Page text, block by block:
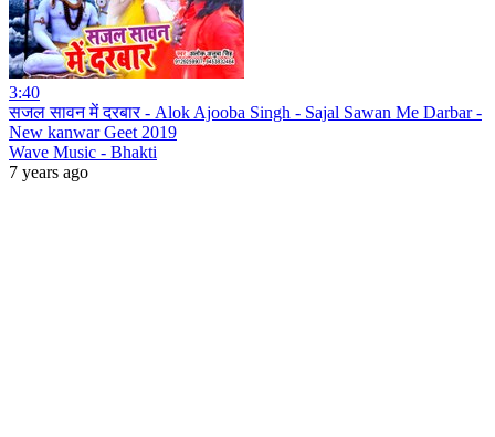
3:40
सजल सावन में दरबार - Alok Ajooba Singh - Sajal Sawan Me Darbar -
New kanwar Geet 2019
Wave Music - Bhakti
7 years ago